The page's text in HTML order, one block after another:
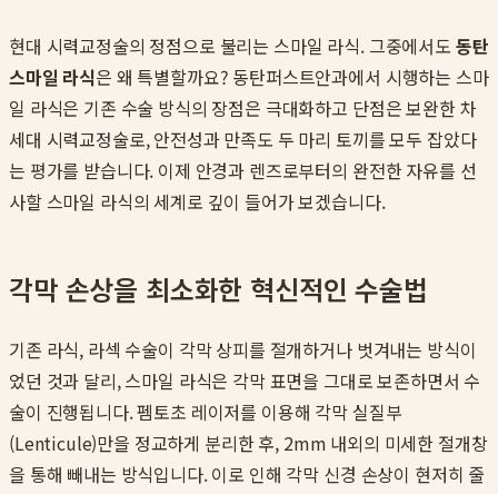
현대 시력교정술의 정점으로 불리는 스마일 라식. 그중에서도 동탄
스마일 라식은 왜 특별할까요? 동탄퍼스트안과에서 시행하는 스마
일 라식은 기존 수술 방식의 장점은 극대화하고 단점은 보완한 차
세대 시력교정술로, 안전성과 만족도 두 마리 토끼를 모두 잡았다
는 평가를 받습니다. 이제 안경과 렌즈로부터의 완전한 자유를 선
사할 스마일 라식의 세계로 깊이 들어가 보겠습니다.
각막 손상을 최소화한 혁신적인 수술법
기존 라식, 라섹 수술이 각막 상피를 절개하거나 벗겨내는 방식이
었던 것과 달리, 스마일 라식은 각막 표면을 그대로 보존하면서 수
술이 진행됩니다. 펨토초 레이저를 이용해 각막 실질부
(Lenticule)만을 정교하게 분리한 후, 2mm 내외의 미세한 절개창
을 통해 빼내는 방식입니다. 이로 인해 각막 신경 손상이 현저히 줄